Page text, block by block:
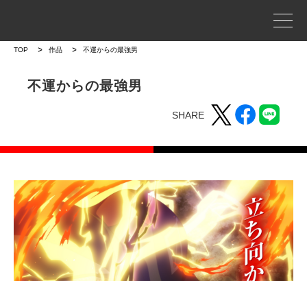
TOP 作品 不運からの最強男
不運からの最強男
SHARE
事業案内
プロジェクトストーリー
作品トップ
ラインナップ